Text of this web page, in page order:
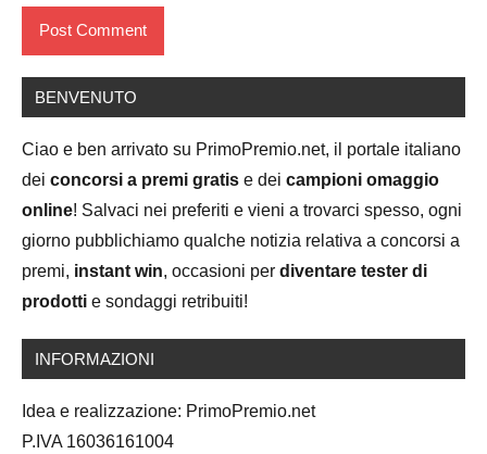
BENVENUTO
Ciao e ben arrivato su PrimoPremio.net, il portale italiano
dei concorsi a premi gratis e dei campioni omaggio
online! Salvaci nei preferiti e vieni a trovarci spesso, ogni
giorno pubblichiamo qualche notizia relativa a concorsi a
premi, instant win, occasioni per diventare tester di
prodotti e sondaggi retribuiti!
INFORMAZIONI
Idea e realizzazione: PrimoPremio.net
P.IVA 16036161004